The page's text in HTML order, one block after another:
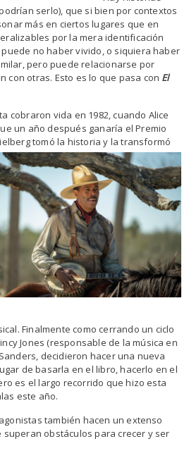
serlo), que si bien por contextos
más en ciertos lugares que en
por la mera identificación
no haber vivido, o siquiera haber
pero puede relacionarse por
con otras. Esto es lo que pasa con El
cobraron vida en 1982, cuando Alice
un año después ganaría el Premio
tomó la historia y la transformó
Finalmente como cerrando un ciclo
Jones (responsable de la música en
decidieron hacer una nueva
de basarla en el libro, hacerlo en el
es el largo recorrido que hizo esta
este año.
también hacen un extenso
obstáculos para crecer y ser